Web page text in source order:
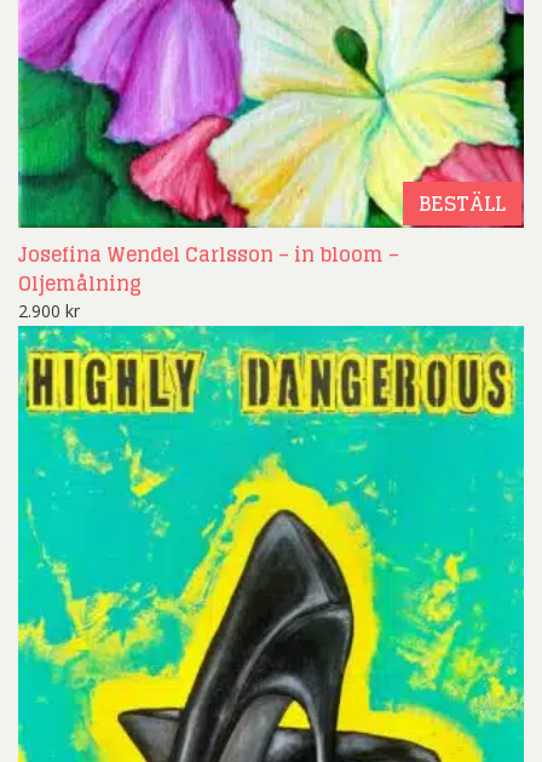
BESTÄLL
Josefina Wendel Carlsson – in bloom –
Oljemålning
2.900 kr